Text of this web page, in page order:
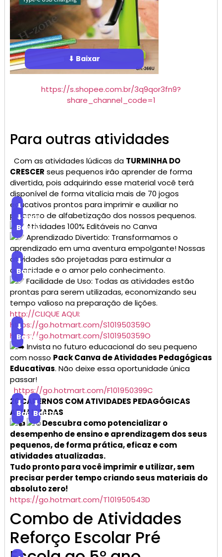
⬇ Baixar
https://s.shopee.com.br/3q9qor3fn9?
share_channel_code=1
Para outras atividades
Com as atividades lúdicas da TURMINHA DO
CRESCER seus pequenos irão aprender de forma
divertida, pois adquirindo esse material você terá
disponível de forma vitalícia mais de 70 jogos
educativos prontos para imprimir e auxiliar no
processo de alfabetização dos nossos pequenos.
⬇
Baixar
Atividades 100% Editáveis no Canva
⬇
Baixar
Aprendizado Divertido: Transformamos o
aprendizado em uma aventura empolgante! Nossas
atividades são projetadas para estimular a
curiosidade e o amor pelo conhecimento.
⬇
Baixar
Facilidade de Uso: Todas as atividades estão
prontas para serem utilizadas, economizando seu
tempo valioso na preparação de lições.
http://CLIQUE AQUI:
https://go.hotmart.com/S101950359O
https://go.hotmart.com/S101950359O
⬇
Baixar
Invista no futuro educacional do seu pequeno
com nosso Pack Canva de Atividades Pedagógicas
Educativas. Não deixe essa oportunidade única
passar!
https://go.hotmart.com/F101950399C
20 CADERNOS COM ATIVIDADES PEDAGÓGICAS
ATUALIZADAS
⬇
Baixar
⬇
Baixar
Descubra como potencializar o
desempenho de ensino e aprendizagem dos seus
pequenos, de forma prática, eficaz e com
atividades atualizadas.
Tudo pronto para você imprimir e utilizar, sem
precisar perder tempo criando seus materiais do
absoluto zero!
https://go.hotmart.com/T101950543D
Combo de Atividades
Reforço Escolar Pré